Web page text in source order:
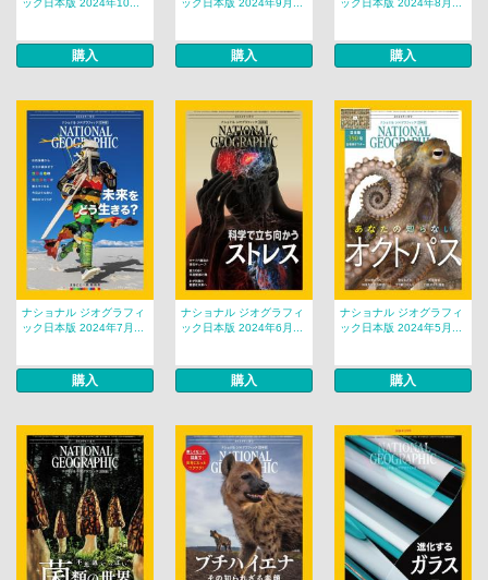
購入 購入 購入
ナショナル ジオグラフィ
ック日本版 2024年7月...
購入
ナショナル ジオグラフィ
ック日本版 2024年6月...
購入
ナショナル ジオグラフィ
ック日本版 2024年5月...
購入